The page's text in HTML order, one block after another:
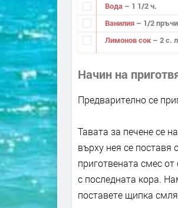
Вода – 1 1/2 ч.
Ванилия – 1/2
Лимонов сок – 2 с.
Начин на
Предварително се
Тавата за печене се
върху нея се поставя
приготвената смес
с последната кора.
поставете щипка